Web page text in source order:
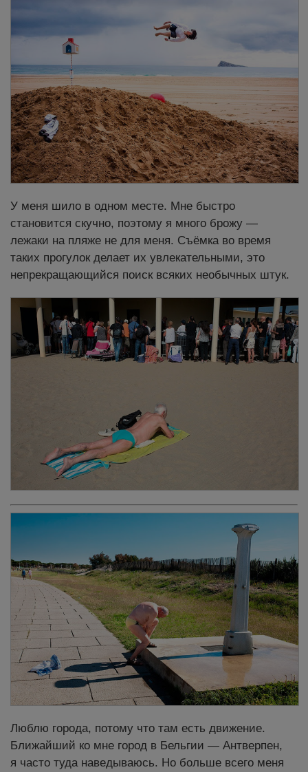
У меня шило в одном месте. Мне быстро
становится скучно, поэтому я много брожу —
лежаки на пляже не для меня. Съёмка во время
таких прогулок делает их увлекательными, это
непрекращающийся поиск всяких необычных штук.
Люблю города, потому что там есть движение.
Ближайший ко мне город в Бельгии — Антверпен,
я часто туда наведываюсь. Но больше всего меня